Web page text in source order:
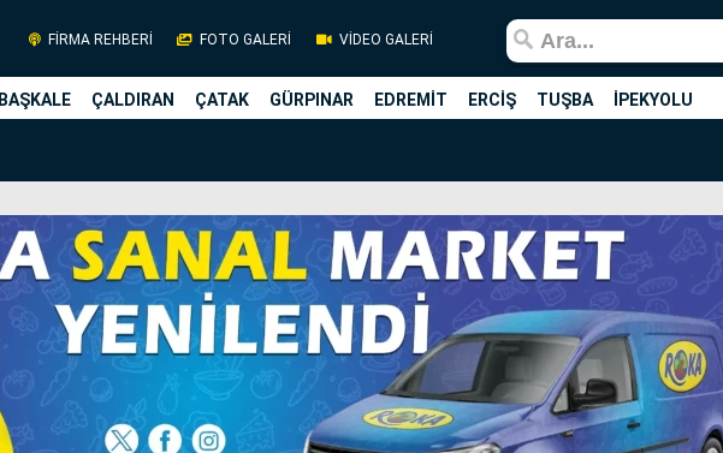
FİRMA REHBERİ FOTO GALERİ VİDEO GALERİ
BAŞKALE ÇALDIRAN ÇATAK GÜRPINAR EDREMİT ERCİŞ TUŞBA İPEKYOLU